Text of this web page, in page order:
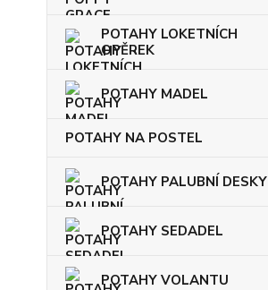
POTAHY LOKETNÍCH
OPĚREK
POTAHY MADEL
POTAHY NA POSTEL
POTAHY PALUBNÍ DESKY
POTAHY SEDADEL
POTAHY VOLANTU